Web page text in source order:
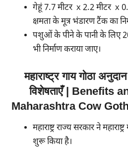
गेहूं 7.7 मीटर x 2.2 मीटर x
क्षमता के मूत्र भंडारण टैंक का
पशुओं के पीने के पानी के लिए
भी निर्माण कराया जाए।
महाराष्ट्र गाय गोठा
विशेषताएँ | Benefits
Maharashtra Cow
महाराष्ट्र राज्य सरकार ने
शुरू किया है।